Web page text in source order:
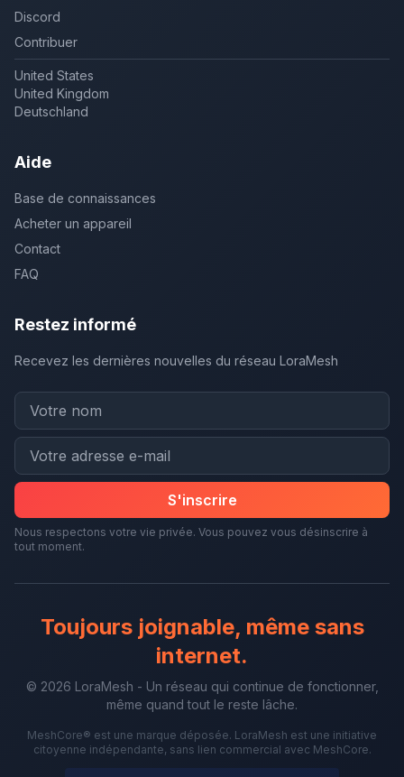
Discord
Contribuer
United States
United Kingdom
Deutschland
Aide
Base de connaissances
Acheter un appareil
Contact
FAQ
Restez informé
Recevez les dernières nouvelles du réseau LoraMesh
S'inscrire
Nous respectons votre vie privée. Vous pouvez vous désinscrire à
tout moment.
Toujours joignable, même sans
internet.
© 2026 LoraMesh - Un réseau qui continue de fonctionner,
même quand tout le reste lâche.
MeshCore® est une marque déposée. LoraMesh est une initiative
citoyenne indépendante, sans lien commercial avec MeshCore.